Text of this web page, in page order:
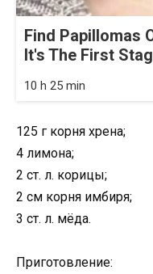
Find Papillomas
It's The First
10 h 25 min
125 г корня хрена;
4 лимона;
2 ст. л. корицы;
2 см корня имбиря;
3 ст. л. мёда.
Приготовление: